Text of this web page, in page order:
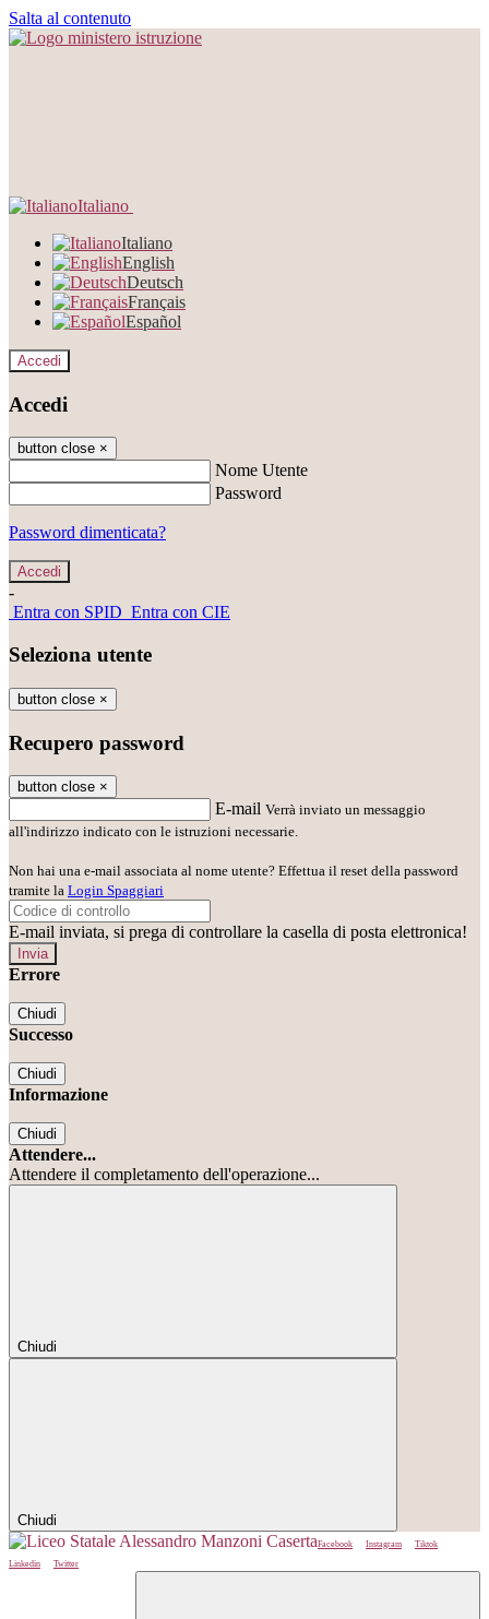
Salta al contenuto
Italiano
Italiano
English
Deutsch
Français
Español
Accedi
Accedi
button close ×
Nome Utente
Password
Password dimenticata?
-
Entra con SPID Entra con CIE
Seleziona utente
button close ×
Recupero password
button close ×
E-mail Verrà inviato un messaggio
all'indirizzo indicato con le istruzioni necessarie.
Non hai una e-mail associata al nome utente? Effettua il reset della password
tramite la Login Spaggiari
E-mail inviata, si prega di controllare la casella di posta elettronica!
Errore
Chiudi
Successo
Chiudi
Informazione
Chiudi
Attendere...
Attendere il completamento dell'operazione...
Chiudi
Chiudi
Facebook Instagram
Tiktok
Linkedin
Twitter